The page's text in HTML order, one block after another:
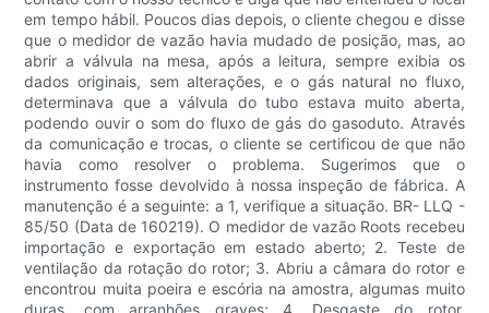
em tempo hábil. Poucos dias depois, o cliente chegou e disse
que o medidor de vazão havia mudado de posição, mas, ao
abrir a válvula na mesa, após a leitura, sempre exibia os
dados originais, sem alterações, e o gás natural no fluxo,
determinava que a válvula do tubo estava muito aberta,
podendo ouvir o som do fluxo de gás do gasoduto. Através
da comunicação e trocas, o cliente se certificou de que não
havia como resolver o problema. Sugerimos que o
instrumento fosse devolvido à nossa inspeção de fábrica. A
manutenção é a seguinte: a 1, verifique a situação. BR- LLQ -
85/50 (Data de 160219). O medidor de vazão Roots recebeu
importação e exportação em estado aberto; 2. Teste de
ventilação da rotação do rotor; 3. Abriu a câmara do rotor e
encontrou muita poeira e escória na amostra, algumas muito